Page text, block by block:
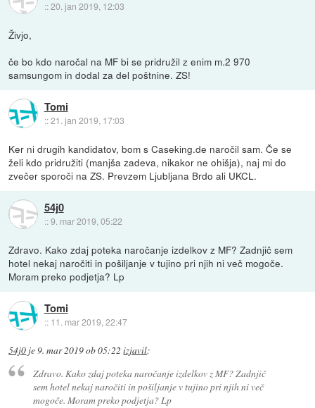
::20. jan 2019, 12:03
Živjo,
če bo kdo naročal na MF bi se pridružil z enim m.2 970
samsungom in dodal za del poštnine. ZS!
Tomi
::21. jan 2019, 17:03
Ker ni drugih kandidatov, bom s Caseking.de naročil sam. Če se
želi kdo pridružiti (manjša zadeva, nikakor ne ohišja), naj mi do
zvečer sporoči na ZS. Prevzem Ljubljana Brdo ali UKCL.
54j0
::9. mar 2019, 05:22
Zdravo. Kako zdaj poteka naročanje izdelkov z MF? Zadnjič sem
hotel nekaj naročiti in pošiljanje v tujino pri njih ni več mogoče.
Moram preko podjetja? Lp
Tomi
:: 11. mar 2019, 22:47
54j0 je9. mar 2019 ob 05:22 izjavil:
Zdravo. Kako zdaj poteka naročanje izdelkov z MF? Zadnjič
sem hotel nekaj naročiti in pošiljanje v tujino pri njih ni več
mogoče. Moram preko podjetja? Lp